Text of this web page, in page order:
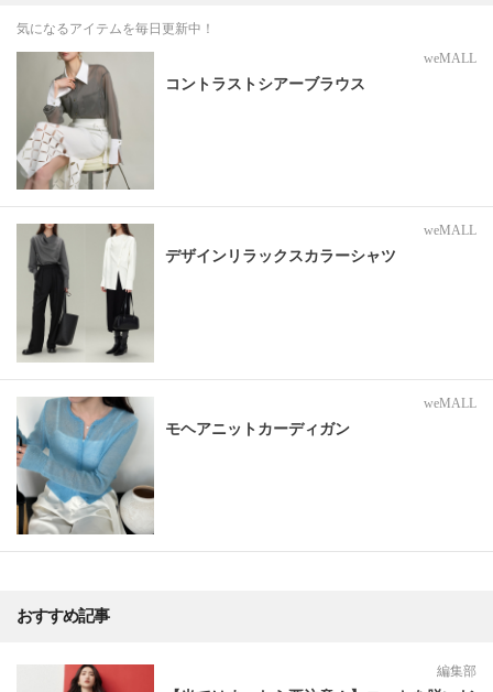
気になるアイテムを毎日更新中！
weMALL
コントラストシアーブラウス
weMALL
デザインリラックスカラーシャツ
weMALL
モヘアニットカーディガン
おすすめ記事
編集部